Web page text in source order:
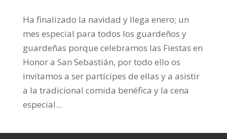
Ha finalizado la navidad y llega enero; un
mes especial para todos los guardeños y
guardeñas porque celebramos las Fiestas en
Honor a San Sebastián, por todo ello os
invitamos a ser partícipes de ellas y a asistir
a la tradicional comida benéfica y la cena
especial...